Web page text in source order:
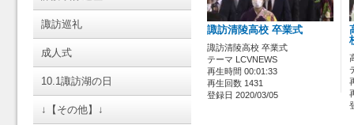
諏訪巡礼
成人式
10.1諏訪湖の日
↓【その他】↓
諏訪清陵高校 卒業式
諏訪清陵高校 卒業式
テーマ LCVNEWS
再生時間 00:01:33
再生回数 1431
登録日 2020/03/05